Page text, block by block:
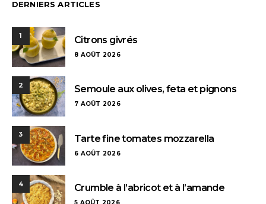
DERNIERS ARTICLES
1 Citrons givrés
8 AOÛT 2026
2 Semoule aux olives, feta et pignons
7 AOÛT 2026
3 Tarte fine tomates mozzarella
6 AOÛT 2026
4 Crumble à l’abricot et à l’amande